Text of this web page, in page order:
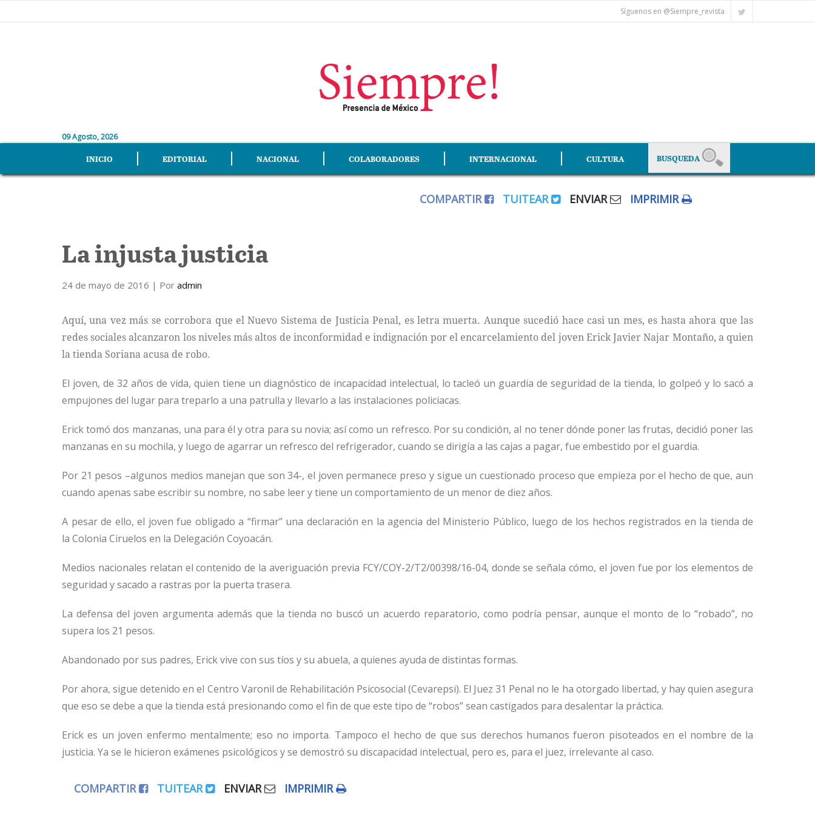
Síguenos en @Siempre_revista
09 Agosto, 2026
INICIO EDITORIAL NACIONAL COLABORADORES INTERNACIONAL CULTURA
COMPARTIR TUITEAR ENVIAR IMPRIMIR
La injusta justicia
24 de mayo de 2016 | Por admin
Aquí, una vez más se corrobora que el Nuevo Sistema de Justicia Penal, es letra muerta. Aunque sucedió hace casi un mes, es hasta ahora que las
redes sociales alcanzaron los niveles más altos de inconformidad e indignación por el encarcelamiento del joven Erick Javier Najar Montaño, a quien
la tienda Soriana acusa de robo.
El joven, de 32 años de vida, quien tiene un diagnóstico de incapacidad intelectual, lo tacleó un guardia de seguridad de la tienda, lo golpeó y lo sacó a
empujones del lugar para treparlo a una patrulla y llevarlo a las instalaciones policiacas.
Erick tomó dos manzanas, una para él y otra para su novia; así como un refresco. Por su condición, al no tener dónde poner las frutas, decidió poner las
manzanas en su mochila, y luego de agarrar un refresco del refrigerador, cuando se dirigía a las cajas a pagar, fue embestido por el guardia.
Por 21 pesos –algunos medios manejan que son 34-, el joven permanece preso y sigue un cuestionado proceso que empieza por el hecho de que, aun
cuando apenas sabe escribir su nombre, no sabe leer y tiene un comportamiento de un menor de diez años.
A pesar de ello, el joven fue obligado a “firmar” una declaración en la agencia del Ministerio Público, luego de los hechos registrados en la tienda de
la Colonia Ciruelos en la Delegación Coyoacán.
Medios nacionales relatan el contenido de la averiguación previa FCY/COY-2/T2/00398/16-04, donde se señala cómo, el joven fue por los elementos de
seguridad y sacado a rastras por la puerta trasera.
La defensa del joven argumenta además que la tienda no buscó un acuerdo reparatorio, como podría pensar, aunque el monto de lo “robado”, no
supera los 21 pesos.
Abandonado por sus padres, Erick vive con sus tíos y su abuela, a quienes ayuda de distintas formas.
Por ahora, sigue detenido en el Centro Varonil de Rehabilitación Psicosocial (Cevarepsi). El Juez 31 Penal no le ha otorgado libertad, y hay quien asegura
que eso se debe a que la tienda está presionando como el fin de que este tipo de “robos” sean castigados para desalentar la práctica.
Erick es un joven enfermo mentalmente; eso no importa. Tampoco el hecho de que sus derechos humanos fueron pisoteados en el nombre de la
justicia. Ya se le hicieron exámenes psicológicos y se demostró su discapacidad intelectual, pero es, para el juez, irrelevante al caso.
COMPARTIR TUITEAR ENVIAR IMPRIMIR